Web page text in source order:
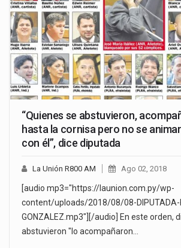
“Quienes se abstuvieron,
hasta la cornisa pero no se
con él”, dice diputada
La Unión R800 AM Ago 02, 2018
[audio mp3="https://launion.com.py/wp-
content/uploads/2018/08/08-DIPUTADA-
GONZALEZ.mp3"][/audio] En este orden,
abstuvieron "lo acompañaron…